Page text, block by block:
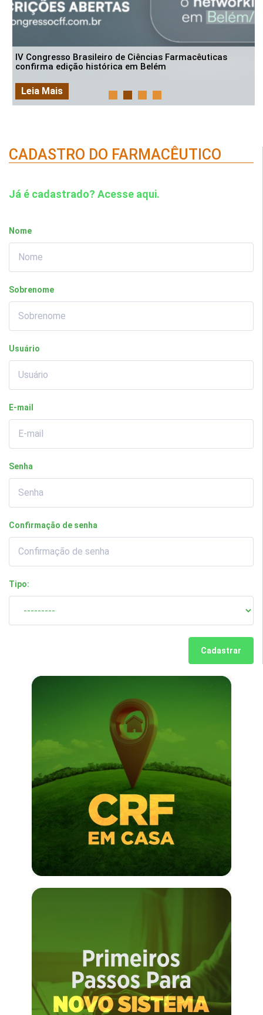
IV Congresso Brasileiro de Ciências Farmacêuticas
confirma edição histórica em Belém
Leia Mais
CADASTRO DO FARMACÊUTICO
Já é cadastrado? Acesse aqui.
Nome
Sobrenome
Usuário
E-mail
Senha
Confirmação de senha
Tipo:
Cadastrar